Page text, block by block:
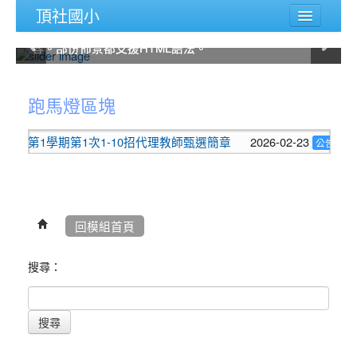
頂社國小
主選單
認識頂社
頂社相簿
學習園地
課程計畫
性平園地
您可以從佈景管理的後台設定畫面修改這部份內容，除
了可以上傳滑動圖片外，也可以自己輸入圖片說明內
容。部份佈景都支援HTML語法。
您可以從佈景管理的後台設定畫面修改這部份內容，除
了可以上傳滑動圖片外，也可以自己輸入圖片說明內
容。部份佈景都支援HTML語法。
您可以從佈景管理的後台設定畫面修改這部份內容，除
了可以上傳滑動圖片外，也可以自己輸入圖片說明內
容。部份佈景都支援HTML語法。
您可以從佈景管理的後台設定畫面修改這部份內容，除
了可以上傳滑動圖片外，也可以自己輸入圖片說明內
容。部份佈景都支援HTML語法。
您可以從佈景管理的後台設定畫面修改這部份內容，除
了可以上傳滑動圖片外，也可以自己輸入圖片說明內
容。部份佈景都支援HTML語法。
您可以從佈景管理的後台設定畫面修改這部份內容，除
了可以上傳滑動圖片外，也可以自己輸入圖片說明內
容。部份佈景都支援HTML語法。
跑馬燈區塊
第1學期第1次1-10招代理教師甄選簡章 2026-02-23 公告 115
回模組首頁
搜尋：
搜尋